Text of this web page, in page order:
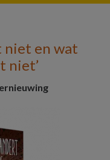
niet en wat
niet’